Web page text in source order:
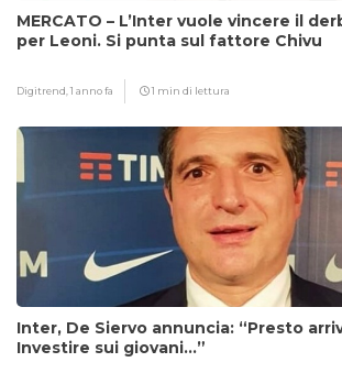
MERCATO – L’Inter vuole vincere il
per Leoni. Si punta sul fattore Chivu
Digitrend,1 anno fa 1 min di lettura
Inter, De Siervo annuncia: “Presto
Investire sui giovani…”